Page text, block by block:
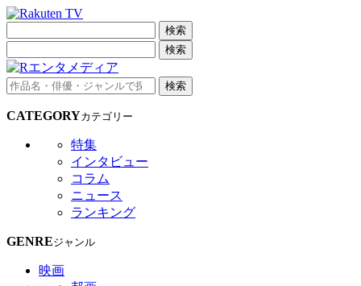
検索
検索
検索
CATEGORYカテゴリー
特集
インタビュー
コラム
ニュース
ランキング
GENREジャンル
映画